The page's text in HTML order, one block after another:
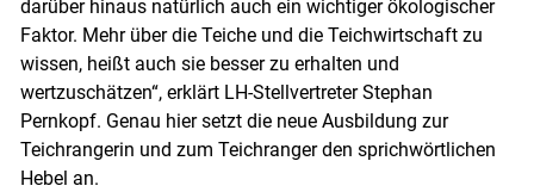
darüber hinaus natürlich auch ein wichtiger ökologischer
Faktor. Mehr über die Teiche und die Teichwirtschaft zu
wissen, heißt auch sie besser zu erhalten und
wertzuschätzen“, erklärt LH-Stellvertreter Stephan
Pernkopf. Genau hier setzt die neue Ausbildung zur
Teichrangerin und zum Teichranger den sprichwörtlichen
Hebel an.